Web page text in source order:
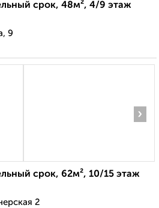
срок, 48м², 4/9 этаж
9
›
срок, 62м², 10/15 этаж
2